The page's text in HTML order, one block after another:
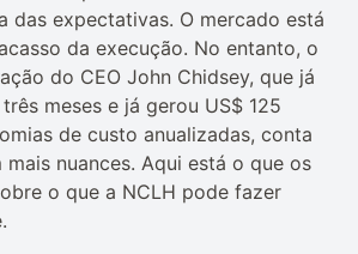
das expectativas. O mercado está
da execução. No entanto, o
do CEO John Chidsey, que já
meses e já gerou US$ 125
de custo anualizadas, conta
nuances. Aqui está o que os
o que a NCLH pode fazer